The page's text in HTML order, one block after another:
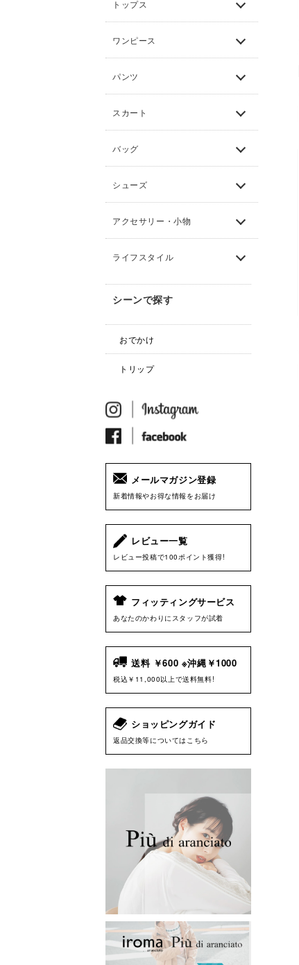
トップス
ワンピース
パンツ
スカート
バッグ
シューズ
アクセサリー・小物
ライフスタイル
シーンで探す
おでかけ
トリップ
メールマガジン登録
新着情報やお得な情報をお届け
レビュー一覧
レビュー投稿で100ポイント獲得!
フィッティングサービス
あなたのかわりにスタッフが試着
送料 ￥600 ※沖縄￥1000
税込￥11,000以上で送料無料!
ショッピングガイド
返品交換等についてはこちら